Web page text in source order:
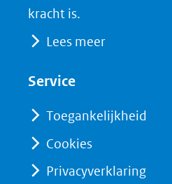
in
(verwijst
een
andere
(verwijst
andere
kracht is.
Lees meer
Service
Toegankelijkheid
Cookies
Privacyverklaring